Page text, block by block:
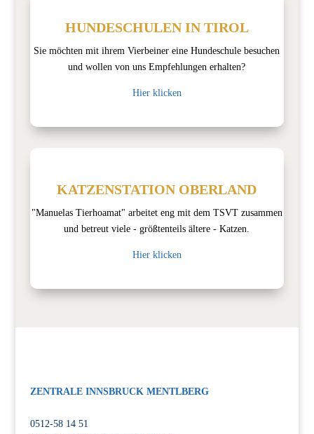
HUNDESCHULEN IN TIROL
Sie möchten mit ihrem Vierbeiner eine Hundeschule besuchen
und wollen von uns Empfehlungen erhalten?
Hier klicken
KATZENSTATION OBERLAND
"Manuelas Tierhoamat" arbeitet eng mit dem TSVT zusammen
und betreut viele - größtenteils ältere - Katzen.
Hier klicken
ZENTRALE INNSBRUCK MENTLBERG
0512-58 14 51